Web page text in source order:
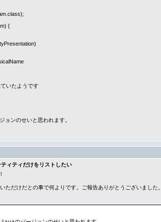
{
いたようです
ョンのせいと思われます。
ィティだけをリストしたい
ただけだとの事で何よりです。ご報告ありがとうございました。